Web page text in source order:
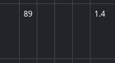
89 1.4